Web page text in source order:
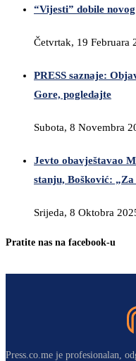
“Vijesti” dobile
Četvrtak, 19 Februara
PRESS saznaje:
Gore, pogledajte
Subota, 8 Novembra
Jevto obavještavao
stanju, Bošković:
Srijeda, 8 Oktobra
Pratite nas na facebook-u
Press.co.me je profesionalan,